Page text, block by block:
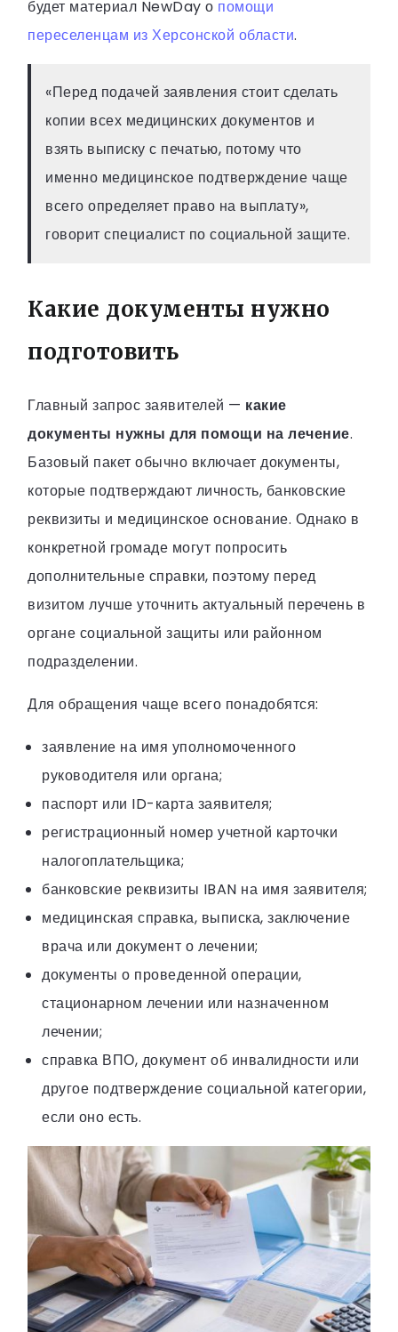
будет материал NewDay о помощи
переселенцам из Херсонской области.
«Перед подачей заявления стоит сделать
копии всех медицинских документов и
взять выписку с печатью, потому что
именно медицинское подтверждение чаще
всего определяет право на выплату»,
говорит специалист по социальной защите.
Какие документы нужно
подготовить
Главный запрос заявителей — какие
документы нужны для помощи на лечение.
Базовый пакет обычно включает документы,
которые подтверждают личность, банковские
реквизиты и медицинское основание. Однако в
конкретной громаде могут попросить
дополнительные справки, поэтому перед
визитом лучше уточнить актуальный перечень в
органе социальной защиты или районном
подразделении.
Для обращения чаще всего понадобятся:
заявление на имя уполномоченного
руководителя или органа;
паспорт или ID-карта заявителя;
регистрационный номер учетной карточки
налогоплательщика;
банковские реквизиты IBAN на имя заявителя;
медицинская справка, выписка, заключение
врача или документ о лечении;
документы о проведенной операции,
стационарном лечении или назначенном
лечении;
справка ВПО, документ об инвалидности или
другое подтверждение социальной категории,
если оно есть.